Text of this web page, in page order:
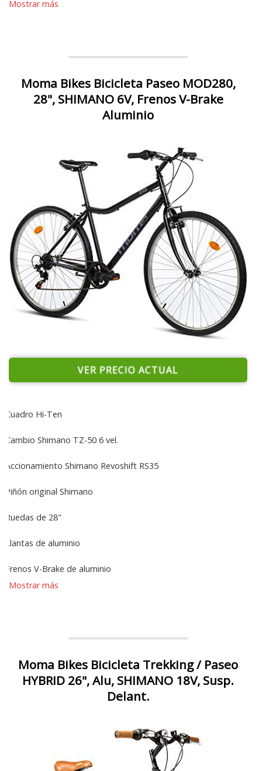
Mostrar más
Moma Bikes Bicicleta Paseo MOD280,
28", SHIMANO 6V, Frenos V-Brake
Aluminio
VER PRECIO ACTUAL
Cuadro Hi-Ten
Cambio Shimano TZ-50 6 vel.
Accionamiento Shimano Revoshift RS35
Piñón original Shimano
Ruedas de 28"
Llantas de aluminio
Frenos V-Brake de aluminio
Mostrar más
Moma Bikes Bicicleta Trekking / Paseo
HYBRID 26", Alu, SHIMANO 18V, Susp.
Delant.